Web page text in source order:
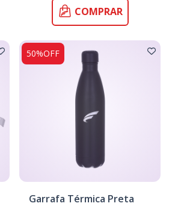
COMPRAR
50%OFF
Garrafa Térmica Preta